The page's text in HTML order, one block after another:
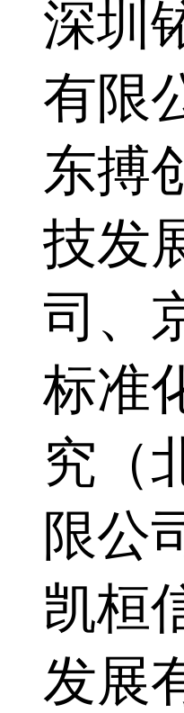
深圳
有限
东搏
技发
司、
标准
究（
限公
凯桓
发展